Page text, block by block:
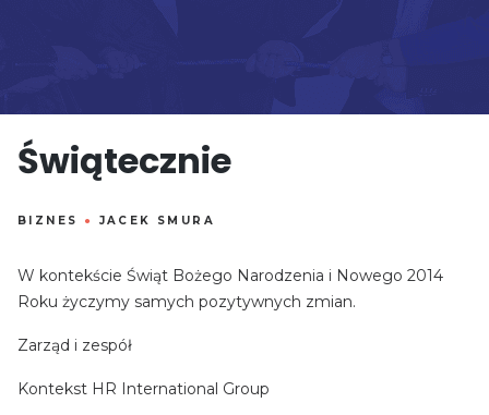
Świątecznie
BIZNES ● JACEK SMURA
W kontekście Świąt Bożego Narodzenia i Nowego 2014
Roku życzymy samych pozytywnych zmian.
Zarząd i zespół
Kontekst HR International Group